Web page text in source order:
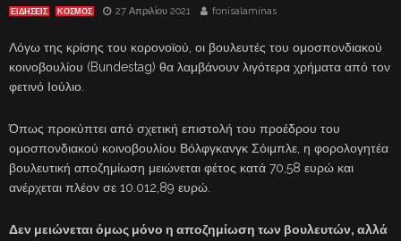
ΕΙΔΗΣΕΙΣ ΚΟΣΜΟΣ 27 Απριλίου 2021 fonisalaminas
Λόγω της κρίσης του κορονοϊού, οι βουλευτές του ομοσπονδιακού
κοινοβουλίου (Bundestag) θα λαμβάνουν λιγότερα χρήματα από τον
φετινό Ιούλιο.
Όπως προκύπτει από σχετική επιστολή του προέδρου του
ομοσπονδιακού κοινοβουλίου Βόλφγκανγκ Σόιμπλε, η φορολογητέα
βουλευτική αποζημίωση μειώνεται φέτος κατά 70,58 ευρώ και
ανέρχεται πλέον σε 10.012,89 ευρώ.
Δεν μειώνεται όμως μόνο η αποζημίωση των βουλευτών, αλλά